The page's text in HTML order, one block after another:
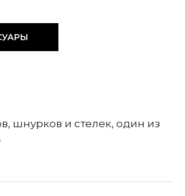
шнурков и стелек, один из
.